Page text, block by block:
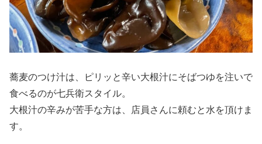
蕎麦のつけ汁は、ピリッと辛い大根汁にそばつゆを注いで
食べるのが七兵衛スタイル。
大根汁の辛みが苦手な方は、店員さんに頼むと水を頂けま
す。